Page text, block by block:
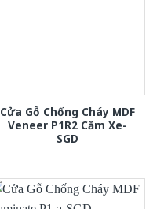
Cửa Gỗ Chống Cháy MDF
Veneer P1R2 Căm Xe-
SGD